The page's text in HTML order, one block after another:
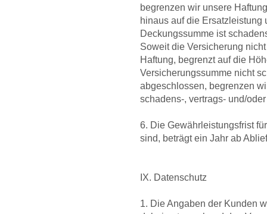
begrenzen wir unsere
hinaus auf die Ersatzleistung
Deckungssumme ist
Soweit die Versicherung
Haftung, begrenzt auf die
Versicherungssumme nicht
abgeschlossen, begrenzen
schadens-, vertrags- und/
6. Die Gewährleistungsfrist
sind, beträgt ein Jahr ab
IX. Datenschutz
1. Die Angaben der Kunden